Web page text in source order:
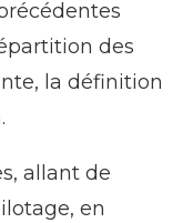
des
la définition
allant de
en